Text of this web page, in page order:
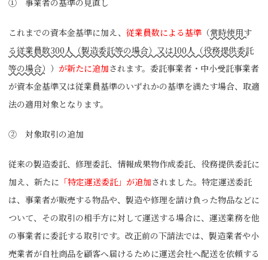
これまでの資本金基準に加え、 従業員数による基準 （常時使用す
る従業員数300人（製造委託等の場合）又は100人（役務提供委託
等の場合） ） が新たに追加されます。委託事業者・中小受託事業者
が資本金基準又は従業員基準のいずれかの基準を満たす場合、取適
法の適用対象となります。
② 対象取引の追加
従来の製造委託、修理委託、情報成果物作成委託、役務提供委託に
加え、新たに 「特定運送委託」が追加されました。特定運送委託
は、事業者が販売する物品や、製造や修理を請け負った物品などに
ついて、その取引の相手方に対して運送する場合に、運送業務を他
の事業者に委託する取引です。改正前の下請法では、製造業者や小
売業者が自社商品を顧客へ届けるために運送会社へ配送を依頼する